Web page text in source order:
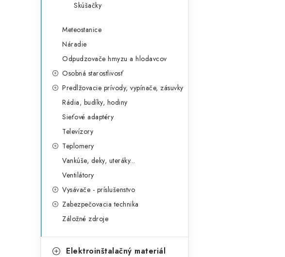
Skúšačky
Meteostanice
Náradie
Odpudzovače hmyzu a hlodavcov
Osobná starostlivosť
Predlžovacie prívody, vypínače, zásuvky
Rádia, budíky, hodiny
Sieťové adaptéry
Televízory
Teplomery
Vankúše, deky, uteráky...
Ventilátory
Vysávače - príslušenstvo
Zabezpečovacia technika
Záložné zdroje
Elektroinštalačný materiál